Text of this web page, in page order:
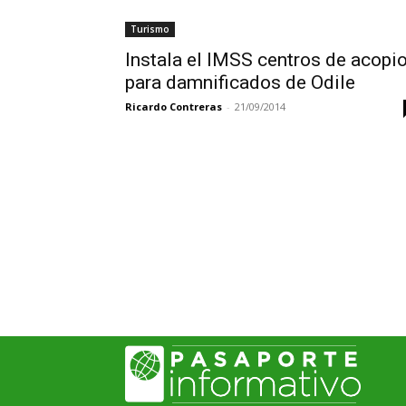
Turismo
Instala el IMSS centros de
para damnificados de Odile
Ricardo Contreras - 21/09/2014